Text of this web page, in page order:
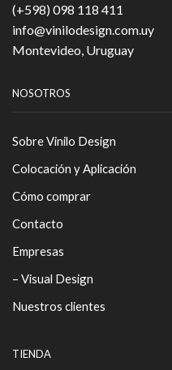
(+598) 098 118 411
info@vinilodesign.com.uy
Montevideo, Uruguay
NOSOTROS
Sobre Vinilo Design
Colocación y Aplicación
Cómo comprar
Contacto
Empresas
– Visual Design
Nuestros clientes
TIENDA